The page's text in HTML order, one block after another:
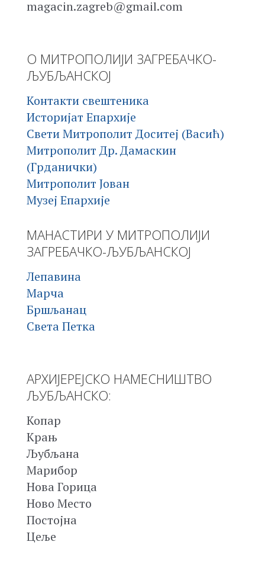
magacin.zagreb@gmail.com
О МИТРОПОЛИЈИ ЗАГРЕБАЧКО-
ЉУБЉАНСКОЈ
Контакти свештеника
Историјат Епархије
Свети Митрополит Доситеј (Васић)
Митрополит Др. Дамаскин
(Грданички)
Митрополит Јован
Музеј Епархије
МАНАСТИРИ У МИТРОПОЛИЈИ
ЗАГРЕБАЧКО-ЉУБЉАНСКОЈ
Лепавина
Марча
Бршљанац
Света Петка
АРХИЈЕРЕЈСКО НАМЕСНИШТВО
ЉУБЉАНСКО:
Копар
Крањ
Љубљана
Марибор
Нова Горица
Ново Место
Постојна
Цеље